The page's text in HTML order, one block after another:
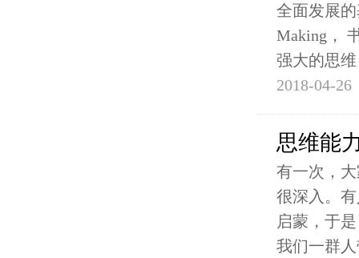
全面发展
Making，
强大的思维
2018-04-26
思维能
有一次，
很深入。
启蒙，于
我们一群